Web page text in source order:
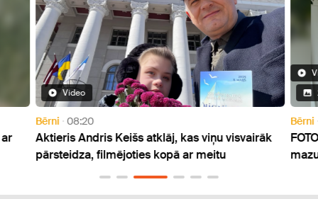
Video
Bērni 08:20
Aktieris Andris Keišs atklāj, kas viņu visvairāk
pārsteidza, filmējoties kopā ar meitu
Bērni